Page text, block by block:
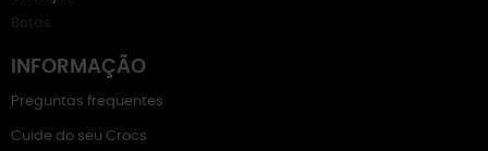
Botas
INFORMAÇÃO
Preguntas frequentes
Cuide do seu Crocs